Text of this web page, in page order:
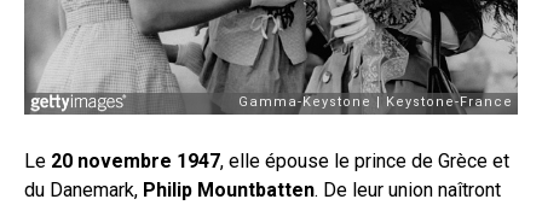
Le 20 novembre 1947, elle épouse le prince de Grèce et
du Danemark, Philip Mountbatten. De leur union naîtront